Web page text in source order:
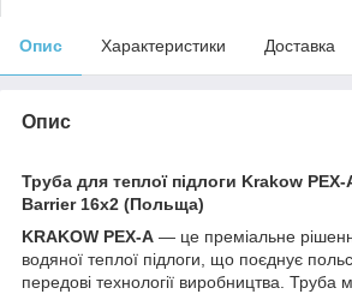
Опис Характеристики Доставка
Опис
Труба для теплої підлоги Krakow PEX-
Barrier 16x2 (Польща)
KRAKOW PEX-A — це преміальне
водяної теплої підлоги, що поєднує
передові технології виробництва. Труба